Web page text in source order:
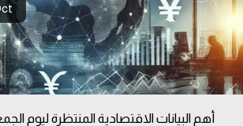
أهم البيانات الاقتصادية المنتظرة ليوم